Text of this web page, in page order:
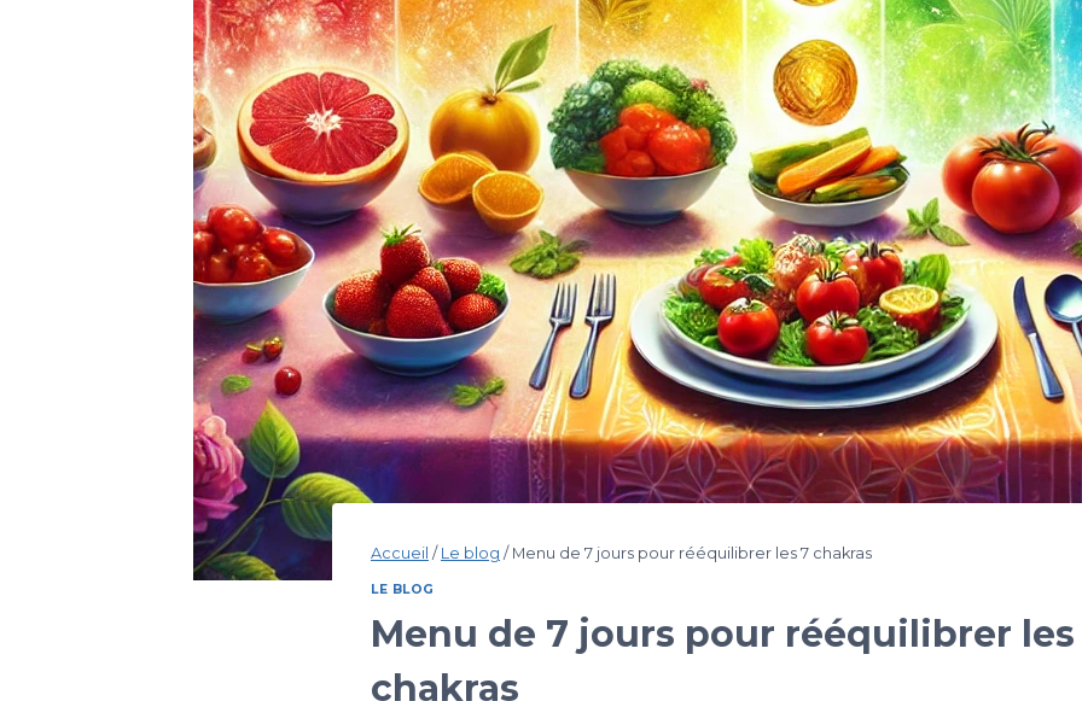
Accueil / Le blog / Menu de 7 jours pour rééquilibrer les 7 chakras
LE BLOG
Menu de 7 jours pour rééquilibrer les
chakras